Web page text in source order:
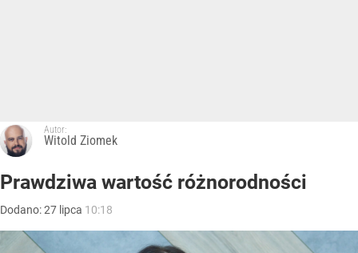
Autor:
Witold Ziomek
Prawdziwa wartość różnorodności
Dodano:27 lipca 10:18